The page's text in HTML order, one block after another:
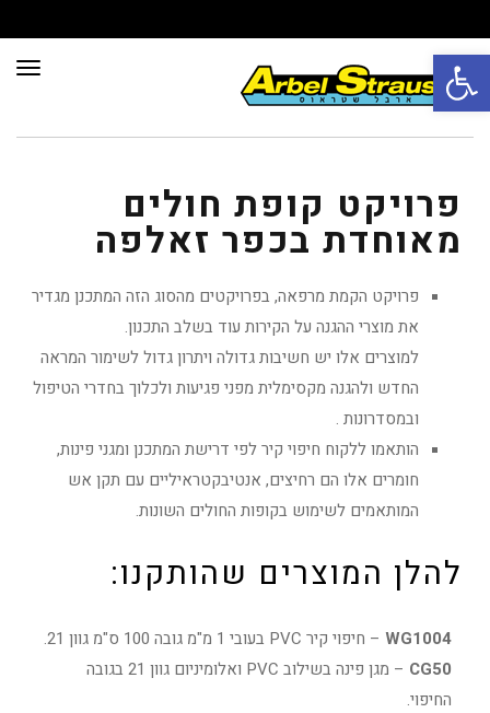
פתח סרגל נגישות
פרויקט קופת חולים
מאוחדת בכפר זאלפה
פרויקט הקמת מרפאה, בפרויקטים מהסוג הזה המתכנן מגדיר
את מוצרי ההגנה על הקירות עוד בשלב התכנון.
למוצרים אלו יש חשיבות גדולה ויתרון גדול לשימור המראה
החדש ולהגנה מקסימלית מפני פגיעות ולכלוך בחדרי הטיפול
ובמסדרונות .
הותאמו ללקוח חיפוי קיר לפי דרישת המתכנן ומגני פינות,
חומרים אלו הם רחיצים, אנטיבקטראיליים עם תקן אש
המותאמים לשימוש בקופות החולים השונות.
להלן המוצרים שהותקנו:
WG1004 – חיפוי קיר PVC בעובי 1 מ"מ גובה 100 ס"מ גוון 21.
CG50
– מגן פינה בשילוב PVC ואלומיניום גוון 21 בגובה
החיפוי.